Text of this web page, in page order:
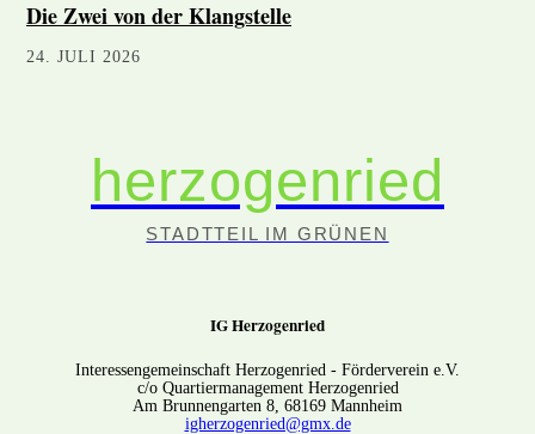
Die Zwei von der Klangstelle
24. JULI 2026
herzogenried
STADTTEIL IM GRÜNEN
IG Herzogenried
Interessengemeinschaft Herzogenried - Förderverein e.V.
c/o Quartiermanagement Herzogenried
Am Brunnengarten 8, 68169 Mannheim
igherzogenried@gmx.de